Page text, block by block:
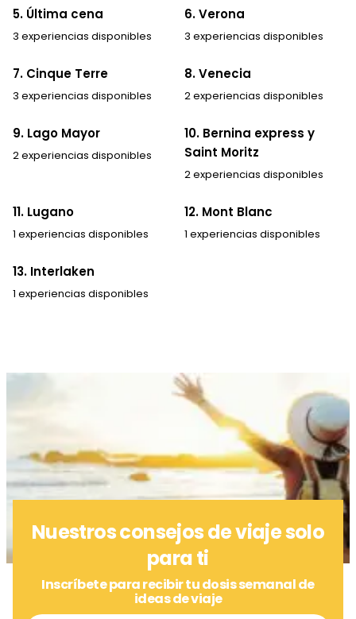
5. Última cena
3 experiencias disponibles
6. Verona
3 experiencias disponibles
7. Cinque Terre
3 experiencias disponibles
8. Venecia
2 experiencias disponibles
9. Lago Mayor
2 experiencias disponibles
10. Bernina express y
Saint Moritz
2 experiencias disponibles
11. Lugano
1 experiencias disponibles
12. Mont Blanc
1 experiencias disponibles
13. Interlaken
1 experiencias disponibles
Nuestros consejos de viaje solo
para ti
Inscríbete para recibir tu dosis semanal de
ideas de viaje